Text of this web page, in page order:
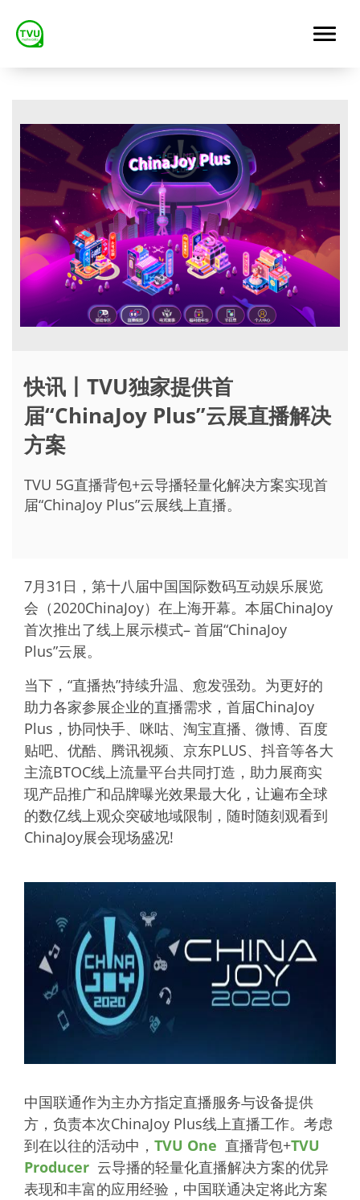
快讯丨TVU独家提供首
届“ChinaJoy Plus”云展直播解决
方案
TVU 5G直播背包+云导播轻量化解决方案实现首
届“ChinaJoy Plus”云展线上直播。
7月31日，第十八届中国国际数码互动娱乐展览
会（2020ChinaJoy）在上海开幕。本届ChinaJoy
首次推出了线上展示模式– 首届“ChinaJoy
Plus”云展。
当下，“直播热”持续升温、愈发强劲。为更好的
助力各家参展企业的直播需求，首届ChinaJoy
Plus，协同快手、咪咕、淘宝直播、微博、百度
贴吧、优酷、腾讯视频、京东PLUS、抖音等各大
主流BTOC线上流量平台共同打造，助力展商实
现产品推广和品牌曝光效果最大化，让遍布全球
的数亿线上观众突破地域限制，随时随刻观看到
ChinaJoy展会现场盛况!
中国联通作为主办方指定直播服务与设备提供
方，负责本次ChinaJoy Plus线上直播工作。考虑
到在以往的活动中， TVU One 直播背包+TVU
Producer 云导播的轻量化直播解决方案的优异
表现和丰富的应用经验，中国联通决定将此方案